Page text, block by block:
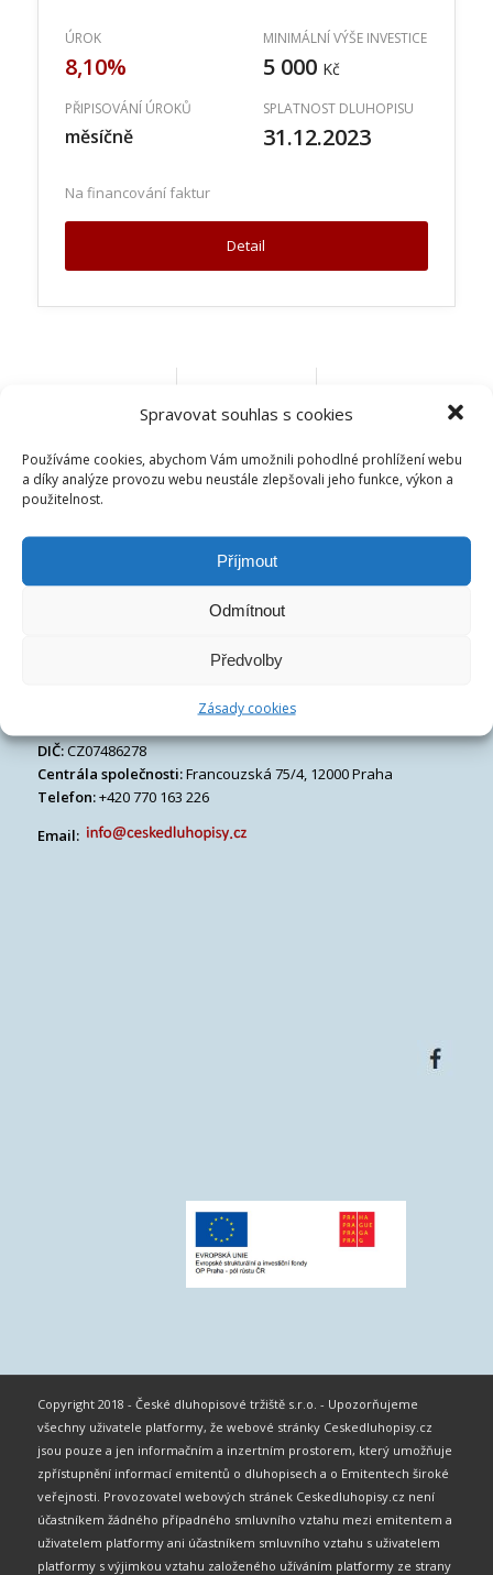
Spravovat souhlas s cookies
Používáme cookies, abychom Vám umožnili pohodlné prohlížení webu
a díky analýze provozu webu neustále zlepšovali jeho funkce, výkon a
použitelnost.
Příjmout
Odmítnout
Předvolby
Zásady cookies
ÚROK
8,10%
MINIMÁLNÍ VÝŠE INVESTICE
5 000 Kč
PŘIPISOVÁNÍ ÚROKŮ
měsíčně
SPLATNOST DLUHOPISU
31.12.2023
Na financování faktur
Detail
České dluhopisové tržiště s.r.o.
DIČ:CZ07486278
Centrála společnosti:Francouzská 75/4, 12000 Praha
Telefon:+420 770 163 226
Email:
Copyright 2018 - České dluhopisové tržiště s.r.o. - Upozorňujeme
všechny uživatele platformy, že webové stránky Ceskedluhopisy.cz
jsou pouze a jen informačním a inzertním prostorem, který umožňuje
zpřístupnění informací emitentů o dluhopisech a o Emitentech široké
veřejnosti. Provozovatel webových stránek Ceskedluhopisy.cz není
účastníkem žádného případného smluvního vztahu mezi emitentem a
uživatelem platformy ani účastníkem smluvního vztahu s uživatelem
platformy s výjimkou vztahu založeného užíváním platformy ze strany